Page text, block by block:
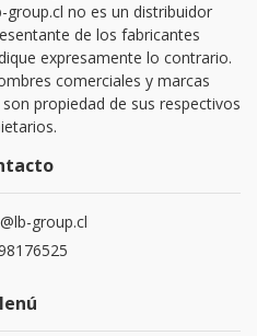
group.cl no es un distribuidor
de los fabricantes
expresamente lo contrario.
comerciales y marcas
propiedad de sus respectivos
group.cl